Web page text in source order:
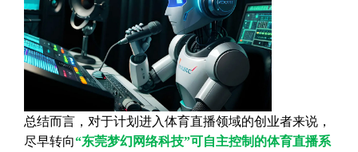
总结而言，对于计划进入体育直播领域的创业者来说，
尽早转向“东莞梦幻网络科技”可自主控制的体育直播系